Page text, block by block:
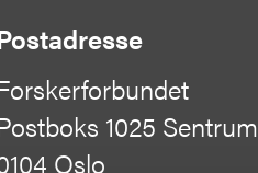
1025 Sentrum
Oslo